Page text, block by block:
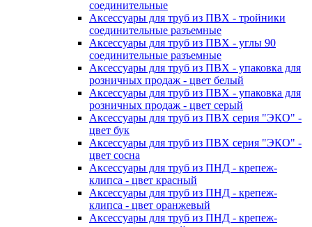
соединительные
Аксессуары для труб из ПВХ - тройники
соединительные разъемные
Аксессуары для труб из ПВХ - углы 90
соединительные разъемные
Аксессуары для труб из ПВХ - упаковка для
розничных продаж - цвет белый
Аксессуары для труб из ПВХ - упаковка для
розничных продаж - цвет серый
Аксессуары для труб из ПВХ серия "ЭКО" -
цвет бук
Аксессуары для труб из ПВХ серия "ЭКО" -
цвет сосна
Аксессуары для труб из ПНД - крепеж-
клипса - цвет красный
Аксессуары для труб из ПНД - крепеж-
клипса - цвет оранжевый
Аксессуары для труб из ПНД - крепеж-